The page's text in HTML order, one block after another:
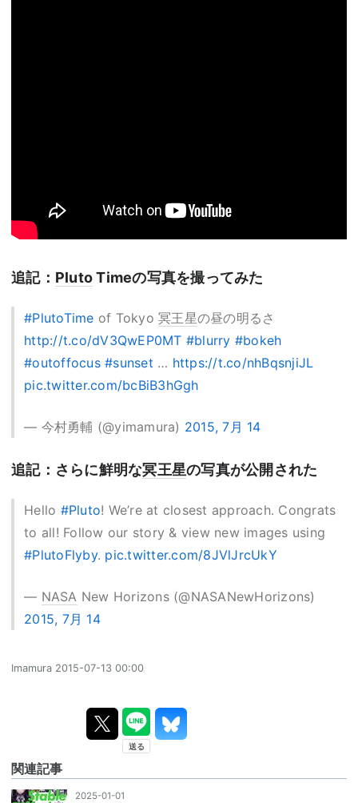
追記： PlutoTimeの写真を撮ってみた
#PlutoTime of Tokyo 冥王星の昼の明るさ
http://t.co/dV3QwEP0MT #blurry #bokeh
#outoffocus #sunset … https://t.co/nhBqsnjiJL
pic.twitter.com/bcBiB3hGgh
— 今村勇輔 (@yimamura) 2015, 7月 14
追記：さらに鮮明な冥王星の写真が公開された
Hello #Pluto! We’re at closest approach. Congrats
to all! Follow our story & view new images using
#PlutoFlyby. pic.twitter.com/8JVlJrcUkY
— NASA New Horizons (@NASANewHorizons)
2015, 7月 14
Imamura 2015-07-13 00:00
関連記事
2025-01-01